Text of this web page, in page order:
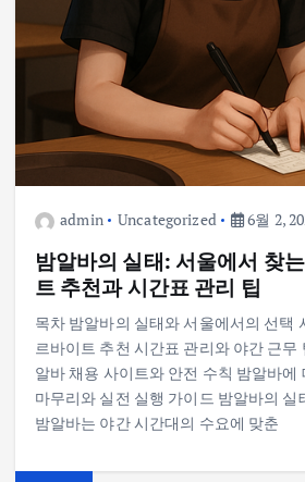
admin Uncategorized 6월 2,
밤알바의 실태: 서울에서 찾
트 추천과 시간표 관리 팁
목차 밤알바의 실태와 서울에서의 선택
르바이트 추천 시간표 관리와 야간 근무
알바 채용 사이트와 안전 수칙 밤알바에
마무리와 실전 실행 가이드 밤알바의 실
밤알바는 야간 시간대의 수요에 맞춘